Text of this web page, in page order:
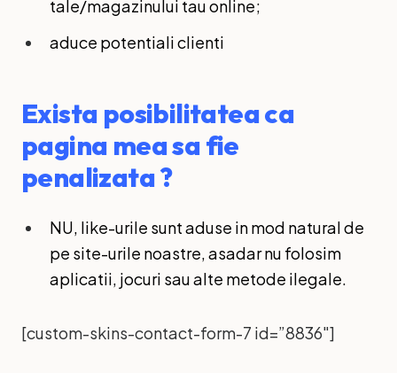
tale/magazinului tau online;
aduce potentiali clienti
Exista posibilitatea ca
pagina mea sa fie
penalizata ?
NU, like-urile sunt aduse in mod natural de
pe site-urile noastre, asadar nu folosim
aplicatii, jocuri sau alte metode ilegale.
[custom-skins-contact-form-7 id=”8836″]